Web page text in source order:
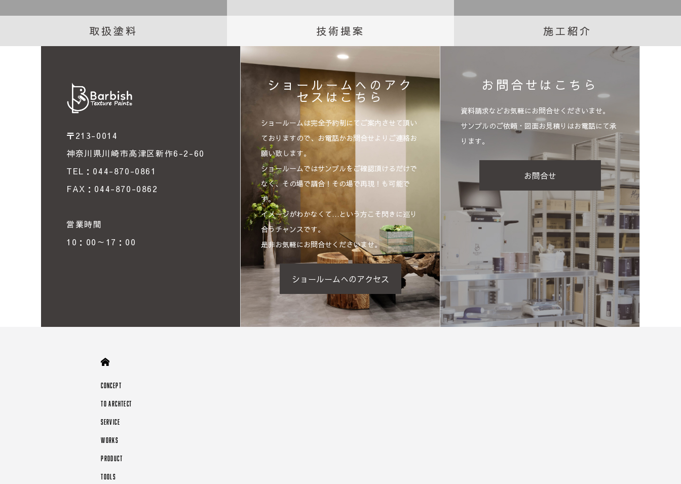
取扱塗料 技術提案 施工紹介
〒213-0014
神奈川県川崎市高津区新作6-2-60
TEL：044-870-0861
FAX：044-870-0862
営業時間
10：00～17：00
ショールームへのアク
セスはこちら
ショールームは完全予約制にてご案内させて頂い
ておりますので、お電話かお問合せよりご連絡お
願い致します。
ショールームではサンプルをご確認頂けるだけで
なく、その場で調合！その場で再現！も可能で
す。
イメージがわかなくて…という方こそ閃きに巡り
合うチャンスです。
是非お気軽にお問合せくださいませ。
ショールームへのアクセス
お問合せはこちら
資料請求などお気軽にお問合せくださいませ。
サンプルのご依頼・図面お見積りはお電話にて承
ります。
お問合せ
CONCEPT
TO ARCHTECT
SERVICE
WORKS
PRODUCT
TOOLS